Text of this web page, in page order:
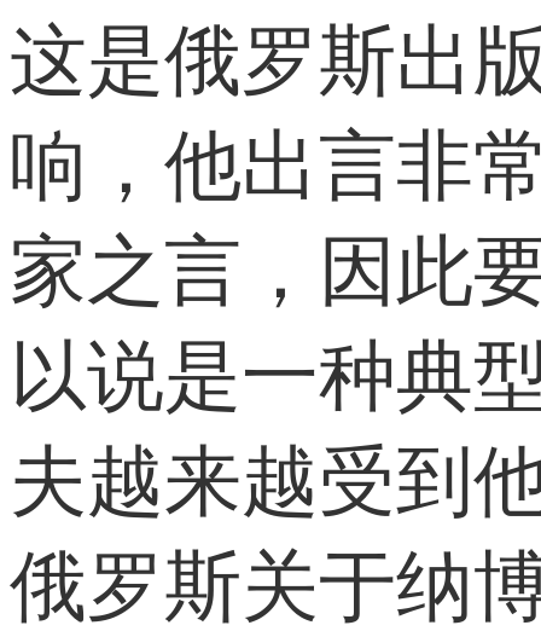
这是俄罗斯出
响，他出言非
家之言，因此
以说是一种典
夫越来越受到
俄罗斯关于纳